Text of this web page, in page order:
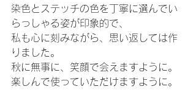
染色とステッチの色を丁寧に選んでい
らっしゃる姿が印象的で、
私も心に刻みながら、思い返しては作
りました。
秋に無事に、笑顔で会えますように。
楽しんで使っていただけますように。